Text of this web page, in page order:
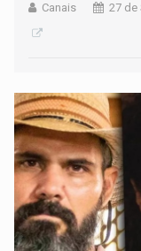
Canais 27 de